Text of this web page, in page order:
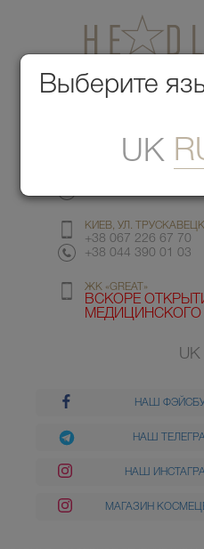
КИЕВ, УЛ. ГМЫРИ 6
КИЕВ, УЛ.
+38 067 226 67 70
+38 044 390 01 03
ЖК «GREAT»
ВСКОРЕ
МЕДИЦИНСКОГО
UK
НАШ
НАШ
НАШ
МАГАЗИН
Выберите
UK